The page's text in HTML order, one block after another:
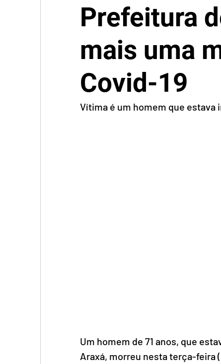
Prefeitura
mais uma
Covid-19
Vítima é um homem que estava
Um homem de 71 anos, que
Araxá, morreu nesta terça-feira